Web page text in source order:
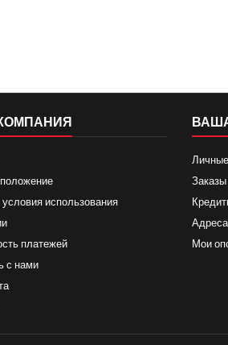
использования
платежей
с нами
Заказы
Адреса
Мои